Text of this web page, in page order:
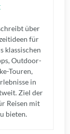
über
für
klassischen
Outdoor-
Touren,
in
Ziel der
Reisen mit
bieten.